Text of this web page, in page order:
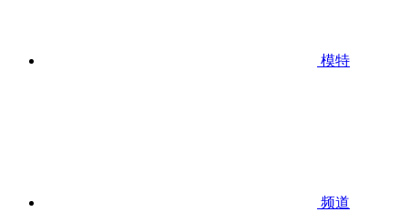
模特
频道